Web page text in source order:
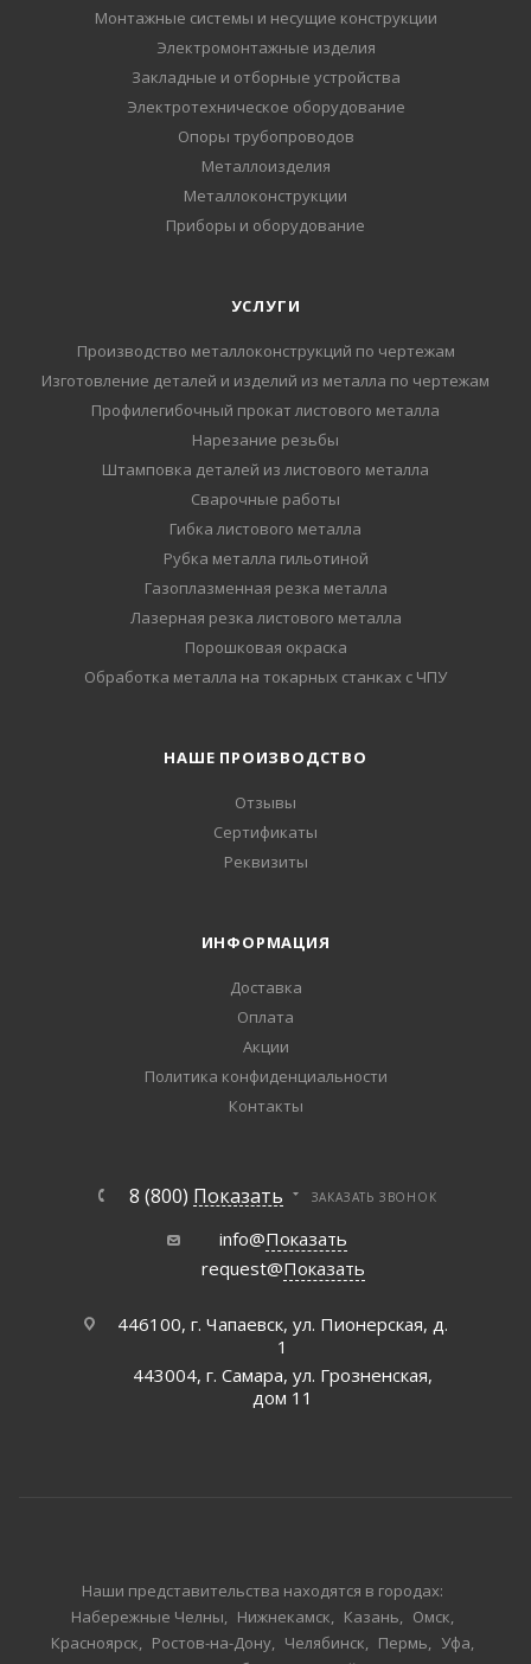
Монтажные системы и несущие конструкции
Электромонтажные изделия
Закладные и отборные устройства
Электротехническое оборудование
Опоры трубопроводов
Металлоизделия
Металлоконструкции
Приборы и оборудование
УСЛУГИ
Производство металлоконструкций по чертежам
Изготовление деталей и изделий из металла по чертежам
Профилегибочный прокат листового металла
Нарезание резьбы
Штамповка деталей из листового металла
Сварочные работы
Гибка листового металла
Рубка металла гильотиной
Газоплазменная резка металла
Лазерная резка листового металла
Порошковая окраска
Обработка металла на токарных станках с ЧПУ
НАШЕ ПРОИЗВОДСТВО
Отзывы
Сертификаты
Реквизиты
ИНФОРМАЦИЯ
Доставка
Оплата
Акции
Политика конфиденциальности
Контакты
8 (800) Показать ЗАКАЗАТЬ ЗВОНОК
info@Показать
request@Показать
446100, г. Чапаевск, ул. Пионерская, д.
1
443004, г. Самара, ул. Грозненская,
дом 11
Наши представительства находятся в городах:
Набережные Челны
Нижнекамск Казань
Омск
Красноярск
Ростов-на-Дону Челябинск Пермь
Уфа